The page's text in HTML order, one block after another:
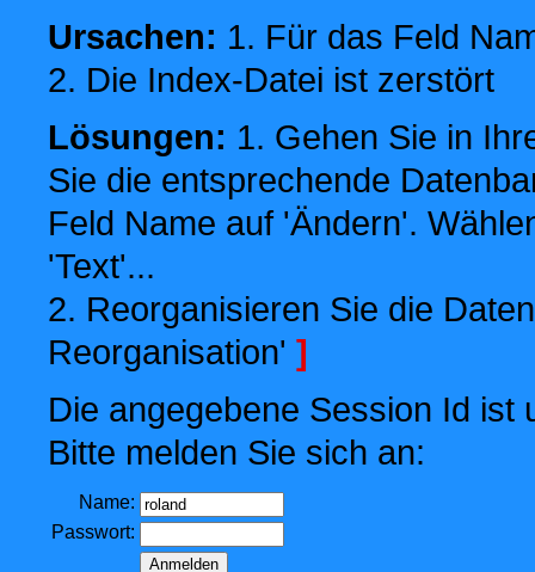
Ursachen: 1. Für das Feld
2. Die Index-Datei ist zerstört
Lösungen: 1. Gehen Sie in
Sie die entsprechende
Feld Name auf 'Ändern'.
'Text'...
2. Reorganisieren Sie die
Reorganisation' ]
Die angegebene Session Id ist
Bitte melden Sie sich an:
Name:
Passwort: